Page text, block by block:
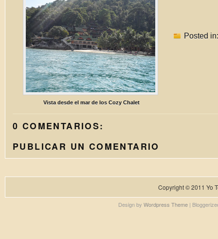
Vista desde el mar de los Cozy Chalet
Posted
0 COMENTARIOS:
PUBLICAR UN COMENTARIO
Copyright © 2011 Yo
Design by Wordpress Theme|